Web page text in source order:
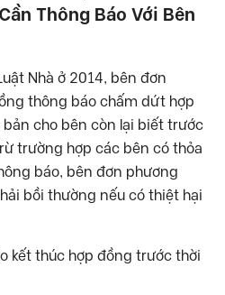
Thông Báo Với Bên
Nhà ở 2014, bên đơn
thông báo chấm dứt hợp
cho bên còn lại biết trước
trường hợp các bên có thỏa
báo, bên đơn phương
bồi thường nếu có thiệt hại
kết thúc hợp đồng trước thời